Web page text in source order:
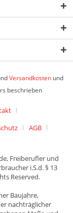
Versandkostenund
beschrieben
AGB
Freiberufler und
i.S.d. § 13
Reserved.
Baujahre,
nachträglicher